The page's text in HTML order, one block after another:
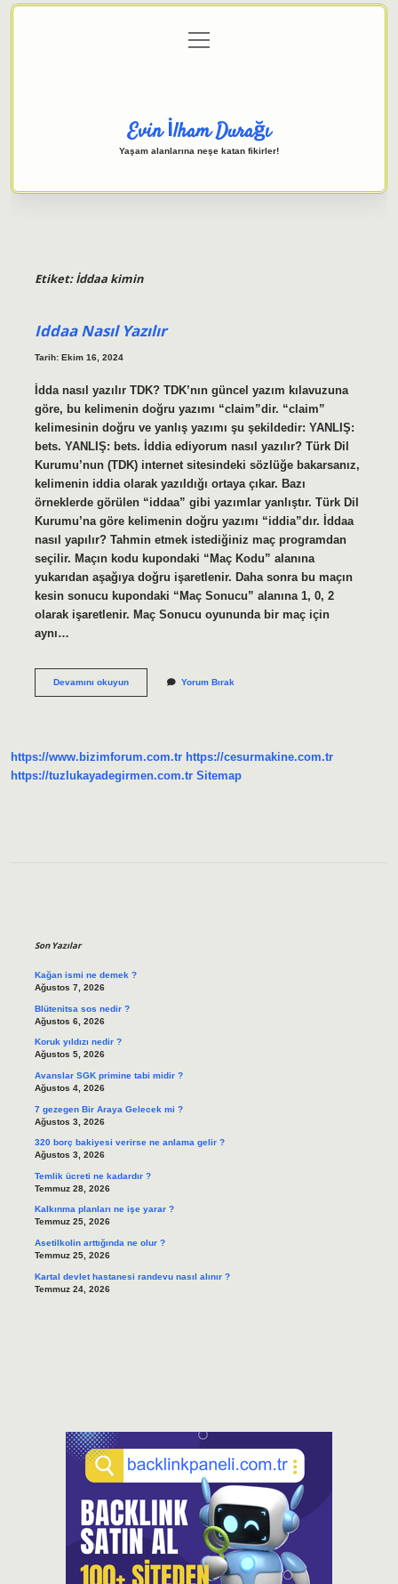
Gizlilik Politikası
menüyü
aç
Evin İlham Durağı
Yaşam alanlarına neşe katan fikirler!
Etiket:İddaa kimin
Iddaa Nasıl Yazılır
Tarih: Ekim 16, 2024
İdda nasıl yazılır TDK? TDK’nın güncel yazım kılavuzuna
göre, bu kelimenin doğru yazımı “claim”dir. “claim”
kelimesinin doğru ve yanlış yazımı şu şekildedir: YANLIŞ:
bets. YANLIŞ: bets. İddia ediyorum nasıl yazılır? Türk Dil
Kurumu’nun (TDK) internet sitesindeki sözlüğe bakarsanız,
kelimenin iddia olarak yazıldığı ortaya çıkar. Bazı
örneklerde görülen “iddaa” gibi yazımlar yanlıştır. Türk Dil
Kurumu’na göre kelimenin doğru yazımı “iddia”dır. İddaa
nasıl yapılır? Tahmin etmek istediğiniz maç programdan
seçilir. Maçın kodu kupondaki “Maç Kodu” alanına
yukarıdan aşağıya doğru işaretlenir. Daha sonra bu maçın
kesin sonucu kupondaki “Maç Sonucu” alanına 1, 0, 2
olarak işaretlenir. Maç Sonucu oyununda bir maç için
aynı…
Devamını okuyunIddaa
Yorum Bırak
https://www.bizimforum.com.tr https://cesurmakine.com.tr
https://tuzlukayadegirmen.com.tr Sitemap
Son Yazılar
Kağan ismi ne demek ?
Ağustos 7, 2026
Blütenitsa sos nedir ?
Ağustos 6, 2026
Koruk yıldızı nedir ?
Ağustos 5, 2026
Avanslar SGK primine tabi midir ?
Ağustos 4, 2026
7 gezegen Bir Araya Gelecek mi ?
Ağustos 3, 2026
320 borç bakiyesi verirse ne anlama gelir ?
Ağustos 3, 2026
Temlik ücreti ne kadardır ?
Temmuz 28, 2026
Kalkınma planları ne işe yarar ?
Temmuz 25, 2026
Asetilkolin arttığında ne olur ?
Temmuz 25, 2026
Kartal devlet hastanesi randevu nasıl alınır ?
Temmuz 24, 2026